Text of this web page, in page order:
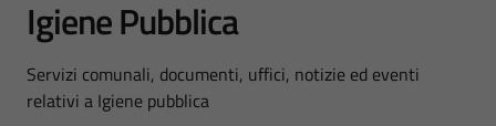
Igiene Pubblica
Dettagli dell'argomento
Servizi comunali, documenti, uffici, notizie ed eventi
relativi a Igiene pubblica